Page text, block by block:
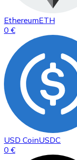
EthereumETH
0 €
USD CoinUSDC
0 €